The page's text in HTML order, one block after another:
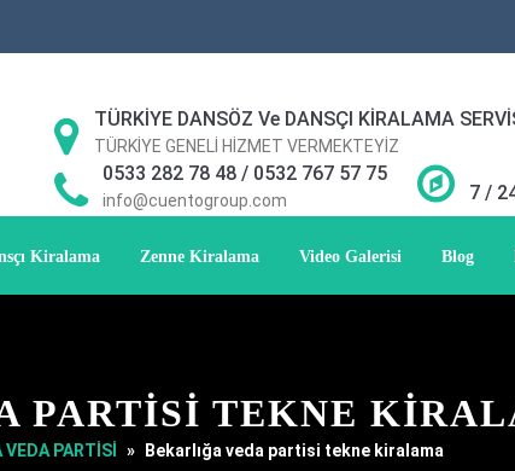
TÜRKİYE DANSÖZ Ve DANSÇI KİRALAMA
TÜRKİYE GENELİ HİZMET VERMEKTEYİZ
0533 282 78 48 / 0532 767 57 75
info@cuentogroup.com 7 /
Kiralama Zenne Kiralama Video Galerisi Blog
PARTISI TEKNE
VEDA PARTİSİ » Bekarlığa veda partisi tekne kiralama